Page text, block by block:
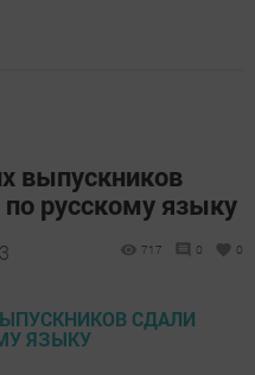
выпускников
русскому языку
717 0 0